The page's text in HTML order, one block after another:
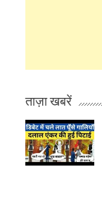
ताज़ा खबरें